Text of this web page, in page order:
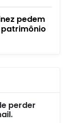
pedem
perder